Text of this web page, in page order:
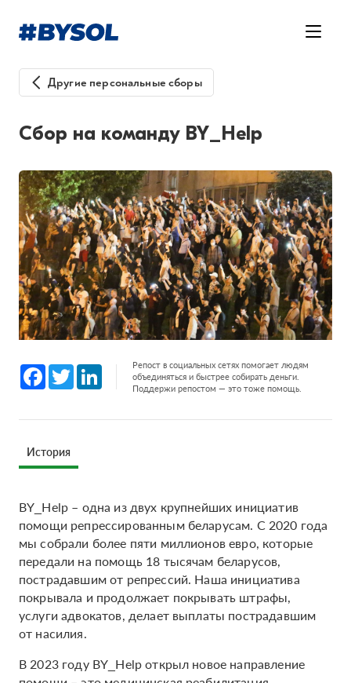
Другие персональные сборы
Сбор на команду BY_Help
Facebook
Twitter LinkedInРепост в социальных сетях помогает людям
объединяться и быстрее собирать деньги.
Поддержи репостом — это тоже помощь.
История
BY_Help – одна из двух крупнейших инициатив
помощи репрессированным беларусам. С 2020 года
мы собрали более пяти миллионов евро, которые
передали на помощь 18 тысячам беларусов,
пострадавшим от репрессий. Наша инициатива
покрывала и продолжает покрывать штрафы,
услуги адвокатов, делает выплаты пострадавшим
от насилия.
В 2023 году BY_Help открыл новое направление